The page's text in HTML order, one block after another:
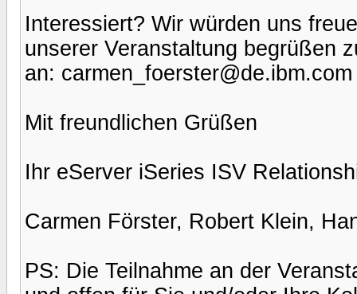
Interessiert? Wir würden uns
unserer Veranstaltung begrüßen
an:
Mit freundlichen Grüßen
Ihr eServer iSeries ISV
Carmen Förster, Robert Klein,
PS: Die Teilnahme an der